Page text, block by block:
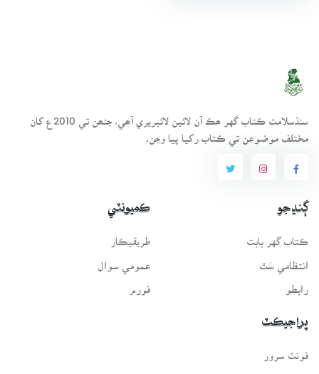
سنڌسلامت ڪتاب گهر ھڪ آن لائين لائبريري آھي، جنھن تي 2010ع کان
مختلف موضوعن تي ڪتاب رکيا پيا وڃن.
ڳنڍجو
ڪتاب گهر بابت
انتظامي سَٿ
رابطو
ڪميونٽي
طريقيڪار
عمومي سوال
فورم
پراجيڪٽ